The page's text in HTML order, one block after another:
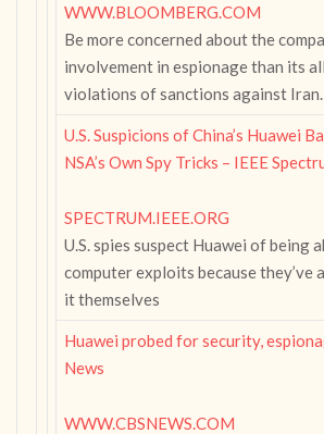
WWW.BLOOMBERG.COM
Be more concerned about the
involvement in espionage than its
violations of sanctions against Iran.
U.S. Suspicions of China’s Huawei
NSA’s Own Spy Tricks – IEEE
SPECTRUM.IEEE.ORG
U.S. spies suspect Huawei of being
computer exploits because they’ve
it themselves
Huawei probed for security,
News
WWW.CBSNEWS.COM